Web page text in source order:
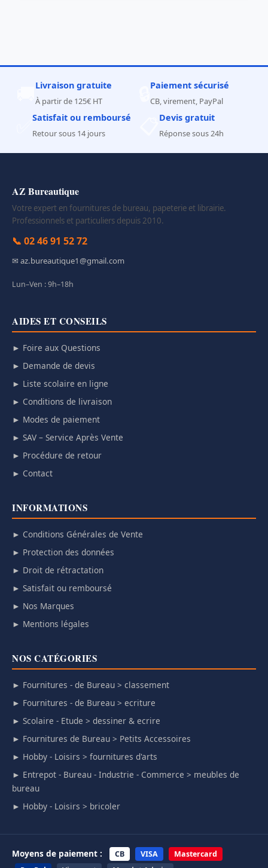
Livraison gratuite
À partir de 125€ HT
Paiement sécurisé
CB, virement, PayPal
Satisfait ou remboursé
Retour sous 14 jours
Devis gratuit
Réponse sous 24h
AZ Bureautique
Votre expert en fournitures de bureau, papeterie et librairie.
Professionnels et particuliers depuis 2010.
📞 02 46 91 52 72
✉ az.bureautique1@gmail.com
Lun–Ven : 9h–18h
AIDES ET CONSEILS
► Foire aux Questions
► Demande de devis
► Liste scolaire en ligne
► Conditions de livraison
► Modes de paiement
► SAV – Service Après Vente
► Procédure de retour
► Contact
INFORMATIONS
► Conditions Générales de Vente
► Protection des données
► Droit de rétractation
► Satisfait ou remboursé
► Nos Marques
► Mentions légales
NOS CATÉGORIES
► Fournitures - de Bureau > classement
► Fournitures - de Bureau > ecriture
► Scolaire - Etude > dessiner & ecrire
► Fournitures de Bureau > Petits Accessoires
► Hobby - Loisirs > fournitures d'arts
► Entrepot - Bureau - Industrie - Commerce > meubles de
bureau
► Hobby - Loisirs > bricoler
Moyens de paiement : CB VISA
Mastercard